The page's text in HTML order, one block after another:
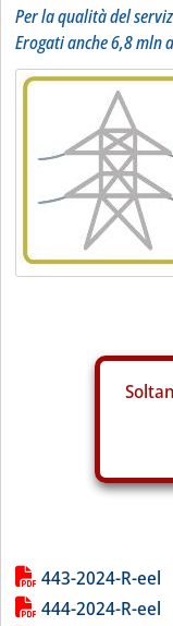
Per la qualità del
Erogati anche 6,8
Lista allegati
443-2024-R-eel
444-2024-R-eel